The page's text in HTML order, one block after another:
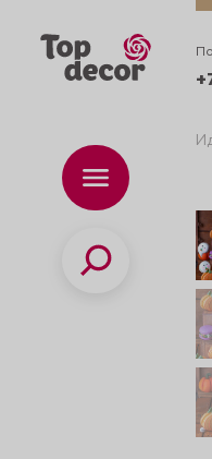
Каталог
Поиск